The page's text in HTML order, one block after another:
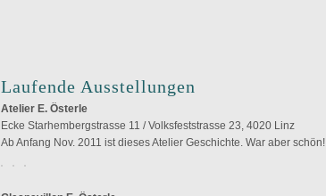
Laufende Ausstellungen
Atelier E. Österle
Ecke Starhembergstrasse 11 / Volksfeststrasse 23, 4020 Linz
Ab Anfang Nov. 2011 ist dieses Atelier Geschichte. War aber schön!